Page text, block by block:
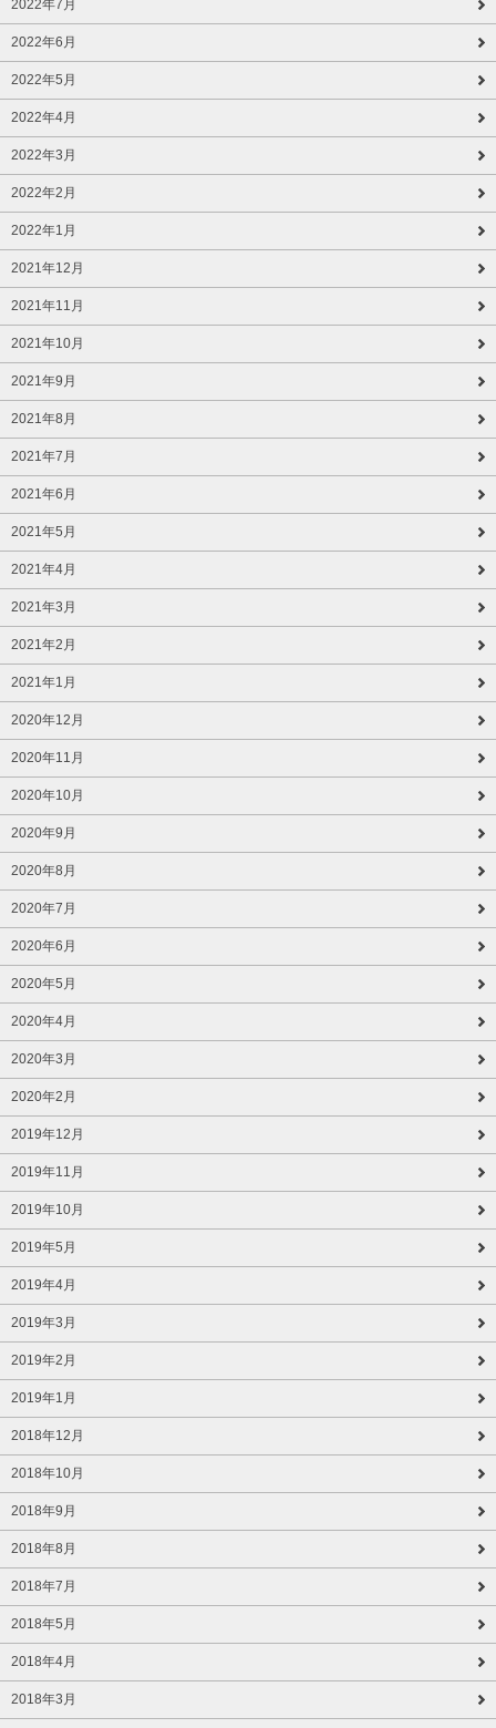
2022年7月
2022年6月
2022年5月
2022年4月
2022年3月
2022年2月
2022年1月
2021年12月
2021年11月
2021年10月
2021年9月
2021年8月
2021年7月
2021年6月
2021年5月
2021年4月
2021年3月
2021年2月
2021年1月
2020年12月
2020年11月
2020年10月
2020年9月
2020年8月
2020年7月
2020年6月
2020年5月
2020年4月
2020年3月
2020年2月
2019年12月
2019年11月
2019年10月
2019年5月
2019年4月
2019年3月
2019年2月
2019年1月
2018年12月
2018年10月
2018年9月
2018年8月
2018年7月
2018年5月
2018年4月
2018年3月